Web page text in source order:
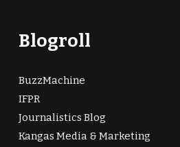
Blogroll
BuzzMachine
IFPR
Journalistics Blog
Kangas Media & Marketing